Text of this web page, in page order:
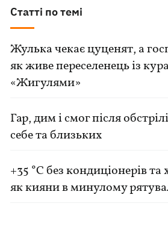
Статті по темі
Жулька чекає цуценят, а
як живе переселенець із
«Жигулями»
Гар, дим і смог після
себе та близьких
+35 °C без кондиціонерів
як кияни в минулому